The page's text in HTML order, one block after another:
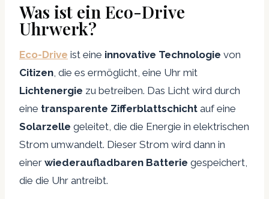
Was ist ein Eco-Drive
Uhrwerk?
Eco-Drive ist eine innovative Technologie von
Citizen, die es ermöglicht, eine Uhr mit
Lichtenergie zu betreiben. Das Licht wird durch
eine transparente Zifferblattschicht auf eine
Solarzelle geleitet, die die Energie in elektrischen
Strom umwandelt. Dieser Strom wird dann in
einer wiederaufladbaren Batterie gespeichert,
die die Uhr antreibt.